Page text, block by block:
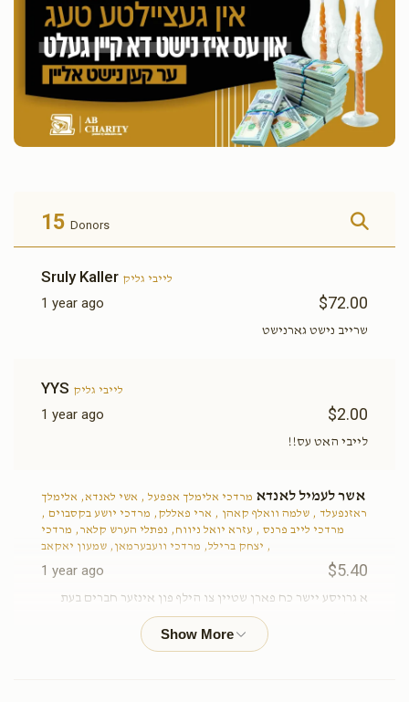
15 Donors
Sruly Kaller לייבי גליק
1 year ago $72.00
שרייב נישט גארנישט
YYS לייבי גליק
1 year ago $2.00
לייבי האט עס!!
אשר לעמיל לאנדא מרדכי אלימלך אפפעל , אשי לאנדא, אלימלך
ראזנפעלד , שלמה וואלף קאהן , ארי פאללק, מרדכי יושע בקסבוים ,
מרדכי לייב פרנס , עזרא יואל ניווח, נפתלי הערש קלאר, מרדכי
יצחק ברילל, מרדכי וועבערמאן, שמעון יאקאב ,
1 year ago $5.40
א גרויסע יישר כח פארן שטיין צו הילף פון אינזער חברים בעת